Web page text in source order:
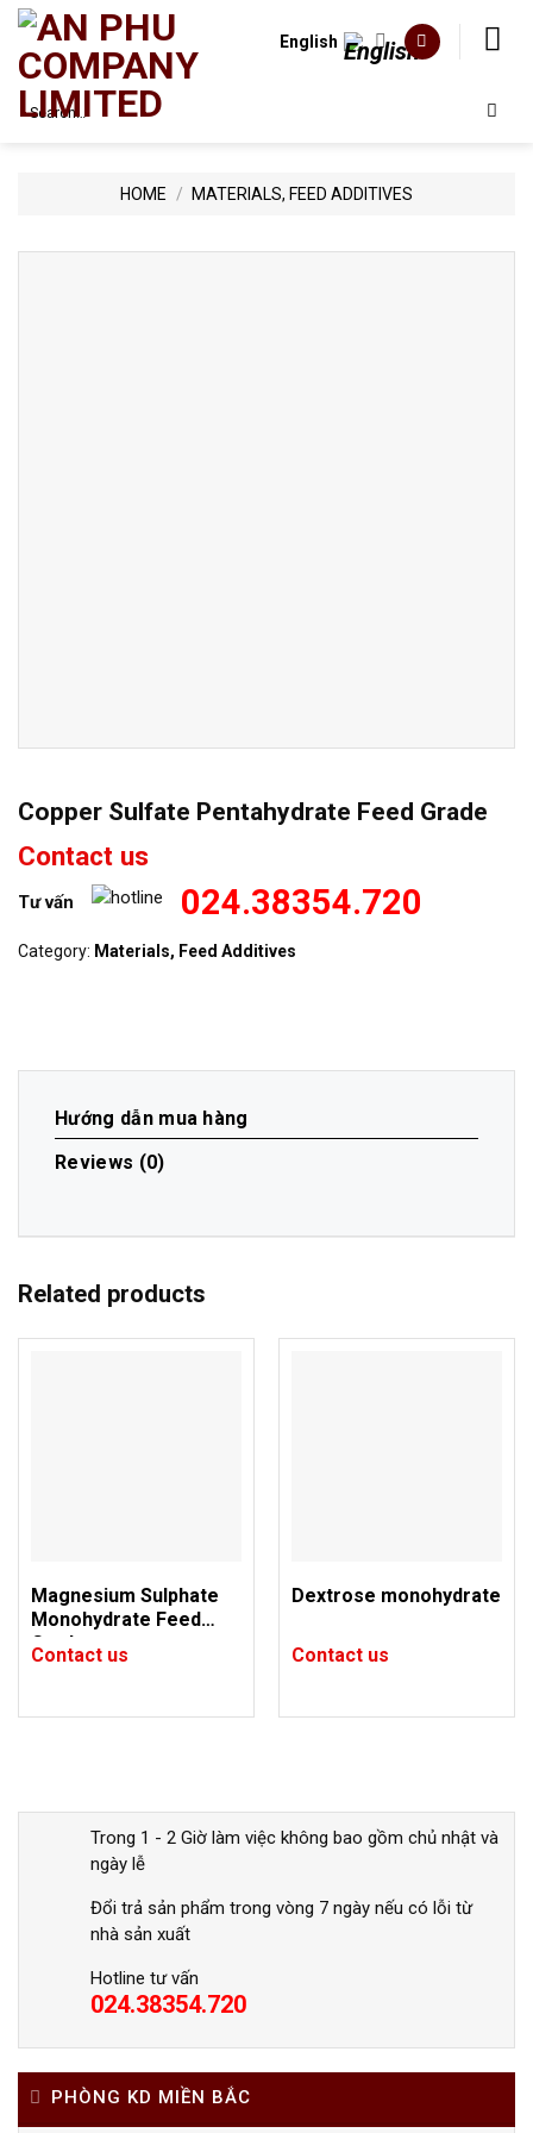
Skip
content
English
Search
HOME / MATERIALS, FEED ADDITIVES
Copper Sulfate Pentahydrate Feed Grade
Contact us
Tư vấn 024.38354.720
Category: Materials, Feed Additives
Hướng dẫn mua hàng
Reviews (0)
Related products
Magnesium Sulphate
Monohydrate Feed
Grade
Contact us
Dextrose monohydrate
Contact us
Trong 1 - 2 Giờ làm việc không bao gồm chủ nhật và
ngày lễ
Đổi trả sản phẩm trong vòng 7 ngày nếu có lỗi từ
nhà sản xuất
Hotline tư vấn
024.38354.720
PHÒNG KD MIỀN BẮC